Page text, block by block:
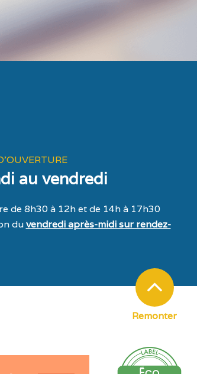
au vendredi
de 8h30 à 12h et de 14h à 17h30
duvendredi après-midi sur rendez-
Remonter